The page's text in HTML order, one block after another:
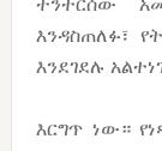
እንዳስጠለፉ፣
እንደገደሉ
እርግጥ ነው።